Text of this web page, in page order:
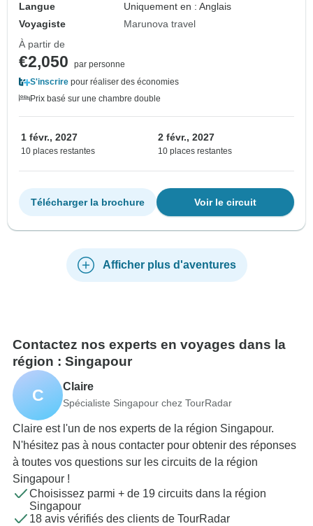
Langue
Uniquement en : Anglais
Voyagiste
Marunova travel
À partir de
€2,050
par personne
S'inscrire pour réaliser des économies
Prix basé sur une chambre double
1 févr., 2027
10 places restantes
2 févr., 2027
10 places restantes
Voir le circuit
Télécharger la brochure
Afficher plus d'aventures
Contactez nos experts en voyages dans la
région : Singapour
C Claire
Spécialiste Singapour chez TourRadar
Claire est l'un de nos experts de la région Singapour.
N'hésitez pas à nous contacter pour obtenir des réponses
à toutes vos questions sur les circuits de la région
Singapour !
Choisissez parmi + de 19 circuits dans la région
Singapour
18 avis vérifiés des clients de TourRadar